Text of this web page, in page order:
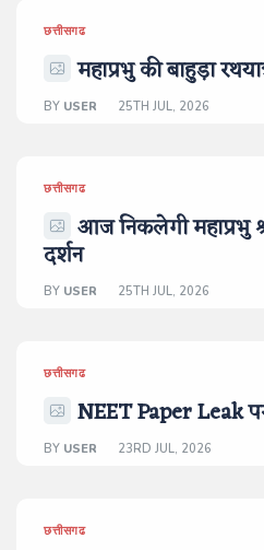
छत्तीसगढ
महाप्रभु की बाहुड़ा
BY USER 25TH JUL, 2026
छत्तीसगढ
आज निकलेगी महाप्रभु
दर्शन
BY USER 25TH JUL, 2026
छत्तीसगढ
NEET Paper Leak
BY USER 23RD JUL, 2026
छत्तीसगढ